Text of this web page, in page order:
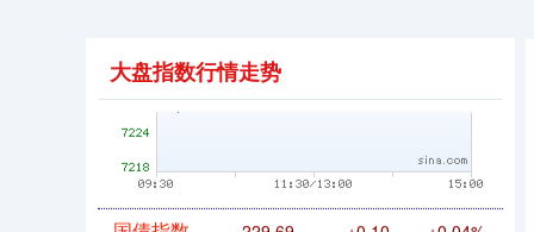
大盘指数行情走势
基金指数 7242.10 +12.30 +0.17%